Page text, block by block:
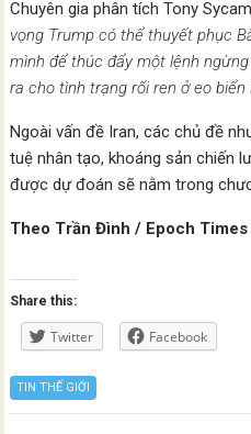
Chuyên gia phân tích Tony
vọng Trump có thể thuyết phục
mình để thúc đẩy một lệnh
ra cho tình trạng rối ren ở eo biển
Ngoài vấn đề Iran, các chủ đề
tuệ nhân tạo, khoáng sản chiến
được dự đoán sẽ nằm trong
Theo Trần Đình / Epoch Times
Share this:
Twitter Facebook
TIN THẾ GIỚI